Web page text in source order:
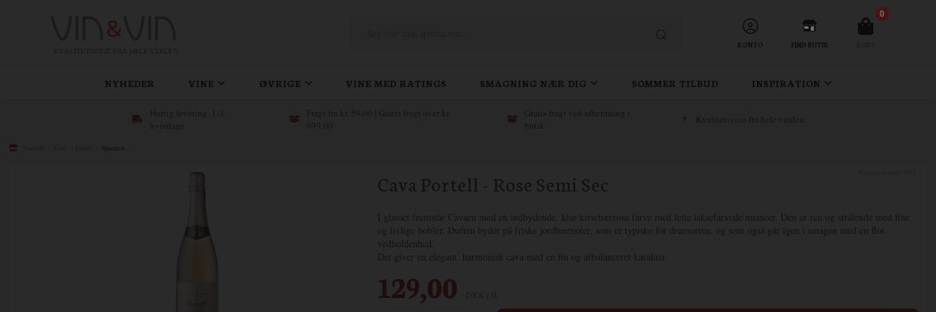
KVALITETSVINE FRA HELE VERDEN
KONTO FIND BUTIK
0
NYHEDER VINE ØVRIGE VINE MED RATINGS SMAGNING NÆR DIG SOMMER TILBUD INSPIRATION
Hurtig levering, 1-3
hverdage
Fragt fra kr. 59,00 | Gratis fragt over kr.
999,00
Gratis fragt ved afhentning i
butik
Kvalitetsvine fra hele verden
Spanien
Cava Portell - Rose Semi Sec
I glasset fremstår Cavaen med en indbydende, klar kirsebærrosa farve med lette laksefarvede nuancer. Den er ren og strålende med fine
og livlige bobler. Duften byder på friske jordbærnoter, som er typiske for druesorten, og som også går igen i smagen med en flot
vedholdenhed.
Det giver en elegant, harmonisk cava med en fin og afbalanceret karakter.
129,00